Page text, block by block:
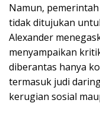
Namun,
tidak ditujukan
Alexander
menyampaikan
diberantas hanya
termasuk judi
kerugian sosial